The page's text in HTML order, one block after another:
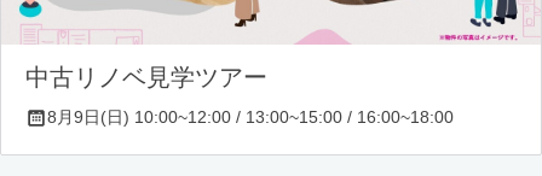
中古リノベ見学ツアー
8月9日(日) 10:00~12:00 / 13:00~15:00 / 16:00~18:00